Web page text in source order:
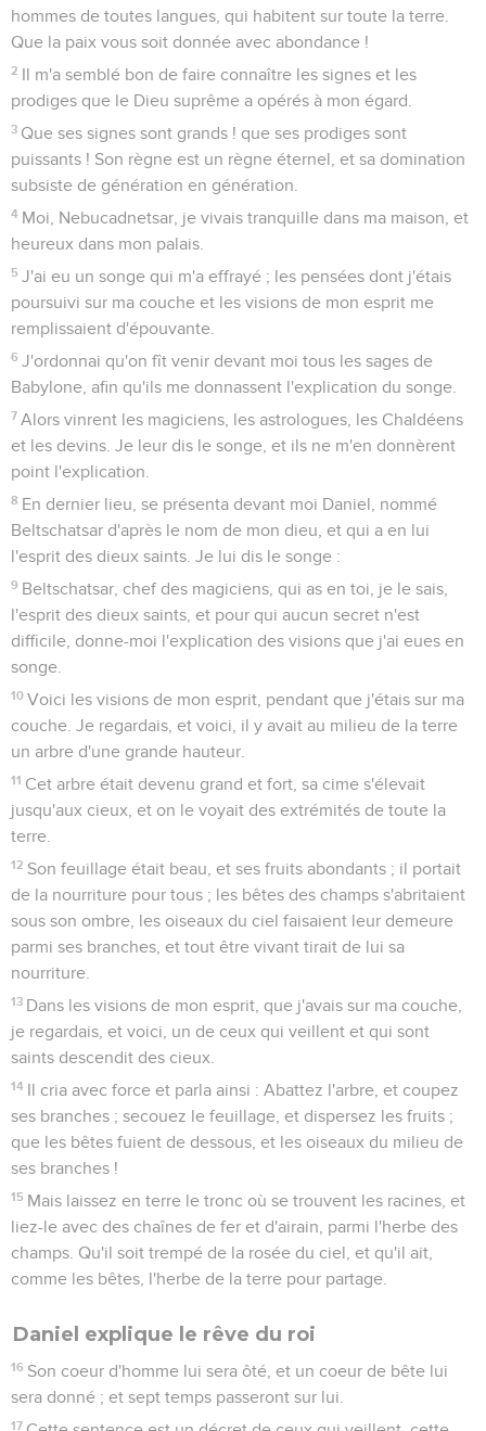
hommes de toutes langues, qui habitent sur toute la terre.
Que la paix vous soit donnée avec abondance !
2 Il m'a semblé bon de faire connaître les signes et les
prodiges que le Dieu suprême a opérés à mon égard.
3 Que ses signes sont grands ! que ses prodiges sont
puissants ! Son règne est un règne éternel, et sa domination
subsiste de génération en génération.
4 Moi, Nebucadnetsar, je vivais tranquille dans ma maison, et
heureux dans mon palais.
5 J'ai eu un songe qui m'a effrayé ; les pensées dont j'étais
poursuivi sur ma couche et les visions de mon esprit me
remplissaient d'épouvante.
6 J'ordonnai qu'on fît venir devant moi tous les sages de
Babylone, afin qu'ils me donnassent l'explication du songe.
7 Alors vinrent les magiciens, les astrologues, les Chaldéens
et les devins. Je leur dis le songe, et ils ne m'en donnèrent
point l'explication.
8 En dernier lieu, se présenta devant moi Daniel, nommé
Beltschatsar d'après le nom de mon dieu, et qui a en lui
l'esprit des dieux saints. Je lui dis le songe :
9 Beltschatsar, chef des magiciens, qui as en toi, je le sais,
l'esprit des dieux saints, et pour qui aucun secret n'est
difficile, donne-moi l'explication des visions que j'ai eues en
songe.
10 Voici les visions de mon esprit, pendant que j'étais sur ma
couche. Je regardais, et voici, il y avait au milieu de la terre
un arbre d'une grande hauteur.
11 Cet arbre était devenu grand et fort, sa cime s'élevait
jusqu'aux cieux, et on le voyait des extrémités de toute la
terre.
12 Son feuillage était beau, et ses fruits abondants ; il portait
de la nourriture pour tous ; les bêtes des champs s'abritaient
sous son ombre, les oiseaux du ciel faisaient leur demeure
parmi ses branches, et tout être vivant tirait de lui sa
nourriture.
13 Dans les visions de mon esprit, que j'avais sur ma couche,
je regardais, et voici, un de ceux qui veillent et qui sont
saints descendit des cieux.
14 Il cria avec force et parla ainsi : Abattez l'arbre, et coupez
ses branches ; secouez le feuillage, et dispersez les fruits ;
que les bêtes fuient de dessous, et les oiseaux du milieu de
ses branches !
15 Mais laissez en terre le tronc où se trouvent les racines, et
liez-le avec des chaînes de fer et d'airain, parmi l'herbe des
champs. Qu'il soit trempé de la rosée du ciel, et qu'il ait,
comme les bêtes, l'herbe de la terre pour partage.
Daniel explique le rêve du roi
16 Son coeur d'homme lui sera ôté, et un coeur de bête lui
sera donné ; et sept temps passeront sur lui.
17